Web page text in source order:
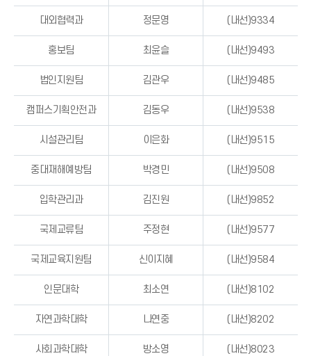
대외협력과 정문영 (내선)9334
홍보팀 최윤슬 (내선)9493
법인지원팀 김관우 (내선)9485
캠퍼스기획안전과 김동우 (내선)9538
시설관리팀 이은화 (내선)9515
중대재해예방팀 박경민 (내선)9508
입학관리과 김진원 (내선)9852
국제교류팀 주정현 (내선)9577
국제교육지원팀 신이지혜 (내선)9584
인문대학 최소연 (내선)8102
자연과학대학 나연중 (내선)8202
사회과학대학 방소영 (내선)8023